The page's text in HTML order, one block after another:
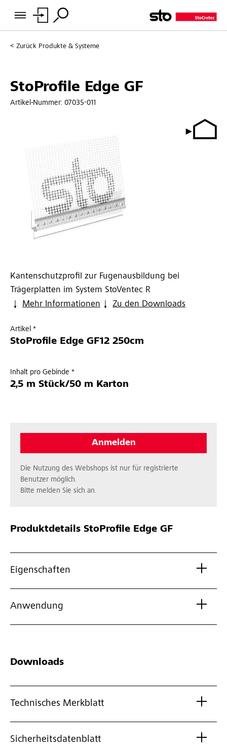
Zurück Produkte & Systeme
StoProfile Edge GF
Artikel-Nummer: 07035-011
Kantenschutzprofil zur Fugenausbildung bei
Trägerplatten im System StoVentec R
Mehr Informationen
Zu den Downloads
Artikel *
StoProfile Edge GF12 250cm
Inhalt pro Gebinde *
2,5 m Stück/50 m Karton
Anmelden
Die Nutzung des Webshops ist nur für registrierte
Benutzer möglich.
Bitte melden Sie sich an.
Produktdetails StoProfile Edge GF
Eigenschaften
Anwendung
Downloads
Technisches Merkblatt
Sicherheitsdatenblatt